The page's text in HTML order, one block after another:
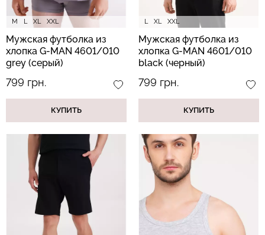
M L XL XXL
Мужская футболка из
хлопка G-MAN 4601/010
grey (серый)
799 грн.
КУПИТЬ
L XL XXL
Мужская футболка из
хлопка G-MAN 4601/010
black (черный)
799 грн.
КУПИТЬ